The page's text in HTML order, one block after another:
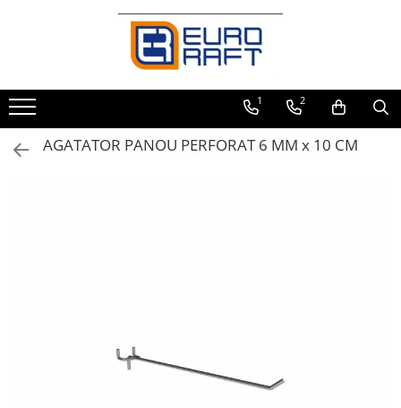
Refrigerare Comercială
Dulapuri Frigorifice 1 2
AGATATOR PANOU PERFORAT 6 MM x 10 CM